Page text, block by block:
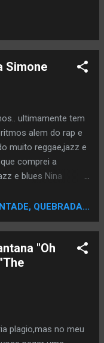
em todos os
aparece, e
na praia,
mostrando Q-Tip,
De lá, os
Q-Tip está
O vídeo,
Phife Dawg na praia,
ele vai fazer o
com o grupo
refrão final, o vídeo
dormindo no
Simone
ultimamente tem
alem do rap e
muito reggae,jazz e
comprei a
e blues Nina
só o teu nome, ou
diretamente,
que ainda sons
por alguns
e
abaixo 7. Mas
Waymon mais
de 1933 – Carry-le-
QUEBRADA...
"Oh
plagio,mas no meu